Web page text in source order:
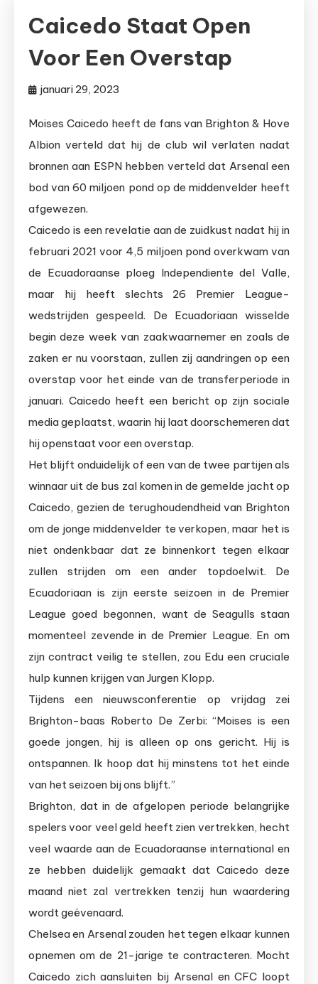
Caicedo Staat Open
Voor Een Overstap
januari 29, 2023
Moises Caicedo heeft de fans van Brighton & Hove
Albion verteld dat hij de club wil verlaten nadat
bronnen aan ESPN hebben verteld dat Arsenal een
bod van 60 miljoen pond op de middenvelder heeft
afgewezen.
Caicedo is een revelatie aan de zuidkust nadat hij in
februari 2021 voor 4,5 miljoen pond overkwam van
de Ecuadoraanse ploeg Independiente del Valle,
maar hij heeft slechts 26 Premier League-
wedstrijden gespeeld. De Ecuadoriaan wisselde
begin deze week van zaakwaarnemer en zoals de
zaken er nu voorstaan, zullen zij aandringen op een
overstap voor het einde van de transferperiode in
januari. Caicedo heeft een bericht op zijn sociale
media geplaatst, waarin hij laat doorschemeren dat
hij openstaat voor een overstap.
Het blijft onduidelijk of een van de twee partijen als
winnaar uit de bus zal komen in de gemelde jacht op
Caicedo, gezien de terughoudendheid van Brighton
om de jonge middenvelder te verkopen, maar het is
niet ondenkbaar dat ze binnenkort tegen elkaar
zullen strijden om een ander topdoelwit. De
Ecuadoriaan is zijn eerste seizoen in de Premier
League goed begonnen, want de Seagulls staan
momenteel zevende in de Premier League. En om
zijn contract veilig te stellen, zou Edu een cruciale
hulp kunnen krijgen van Jurgen Klopp.
Tijdens een nieuwsconferentie op vrijdag zei
Brighton-baas Roberto De Zerbi: “Moises is een
goede jongen, hij is alleen op ons gericht. Hij is
ontspannen. Ik hoop dat hij minstens tot het einde
van het seizoen bij ons blijft.”
Brighton, dat in de afgelopen periode belangrijke
spelers voor veel geld heeft zien vertrekken, hecht
veel waarde aan de Ecuadoraanse international en
ze hebben duidelijk gemaakt dat Caicedo deze
maand niet zal vertrekken tenzij hun waardering
wordt geëvenaard.
Chelsea en Arsenal zouden het tegen elkaar kunnen
opnemen om de 21-jarige te contracteren. Mocht
Caicedo zich aansluiten bij Arsenal en CFC loopt